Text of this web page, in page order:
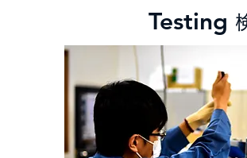
Testing